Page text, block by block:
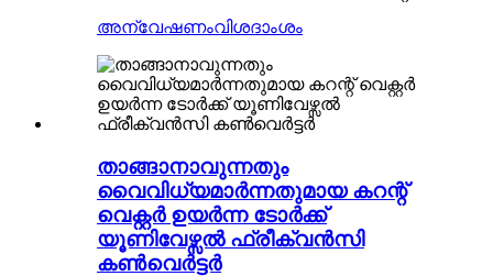
അന്വേഷണംവിശദാംശം
താങ്ങാനാവുന്നതും
വൈവിധ്യമാർന്നതുമായ കറന്റ്
വെക്റ്റർ ഉയർന്ന ടോർക്ക്
യൂണിവേഴ്സൽ ഫ്രീക്വൻസി
കൺവെർട്ടർ